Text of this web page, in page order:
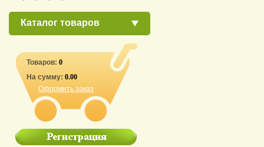
Каталог товаров
Товаров: 0
На сумму: 0.00
Оформить заказ